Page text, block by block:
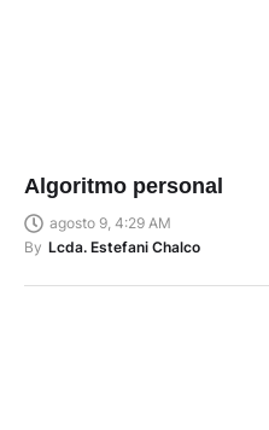
Algoritmo personal
agosto 9, 4:29 AM
By Lcda. Estefani Chalco